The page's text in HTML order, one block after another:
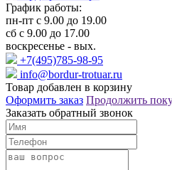
График работы:
пн-пт с 9.00 до 19.00
сб с 9.00 до 17.00
воскресенье - вых.
+7(495)785-98-95
info@bordur-trotuar.ru
Товар добавлен в корзину
Оформить заказ Продолжить
Заказать обратный звонок